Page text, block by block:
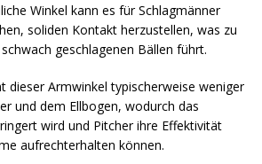
Winkel kann es für Schlagmänner
soliden Kontakt herzustellen, was zu
geschlagenen Bällen führt.
dieser Armwinkel typischerweise weniger
und dem Ellbogen, wodurch das
wird und Pitcher ihre Effektivität
aufrechterhalten können.